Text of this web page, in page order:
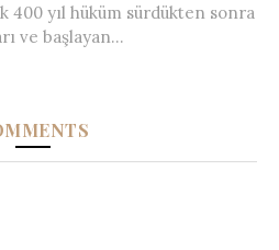
400 yıl hüküm sürdükten sonra
ve başlayan...